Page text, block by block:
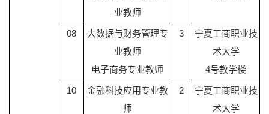
业教师
08
大数据与财务管理专
业教师
电子商务专业教师
3
宁夏工商职业技
术大学
4号教学楼
10
金融科技应用专业教
师
2
宁夏工商职业技
术大学